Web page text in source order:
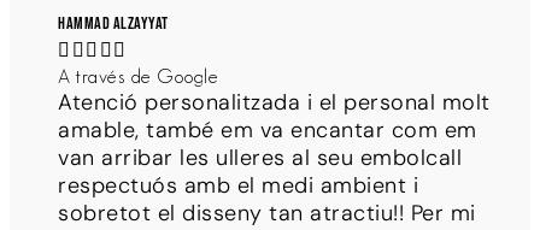
Hammad Alzayyat
    
A través de Google
Atenció personalitzada i el personal molt
amable, també em va encantar com em
van arribar les ulleres al seu embolcall
respectuós amb el medi ambient i
sobretot el disseny tan atractiu!! Per mi